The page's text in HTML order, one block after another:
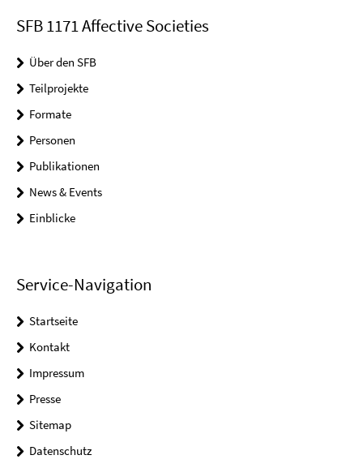
SFB 1171 Affective Societies
Über den SFB
Teilprojekte
Formate
Personen
Publikationen
News & Events
Einblicke
Service-Navigation
Startseite
Kontakt
Impressum
Presse
Sitemap
Datenschutz